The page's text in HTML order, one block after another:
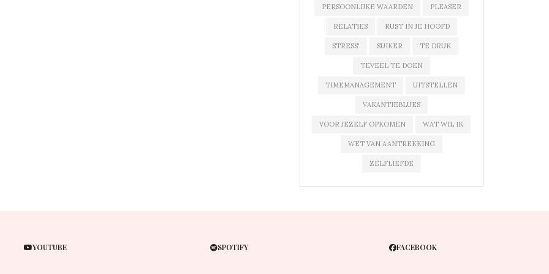
PERSOONLIJKE WAARDEN PLEASER
RELATIES RUST IN JE HOOFD
STRESS' SUIKER TE DRUK
TEVEEL TE DOEN
TIMEMANAGEMENT UITSTELLEN
VAKANTIEBLUES
VOOR JEZELF OPKOMEN WAT WIL IK
WET VAN AANTREKKING
ZELFLIEFDE
YOUTUBE SPOTIFY FACEBOOK